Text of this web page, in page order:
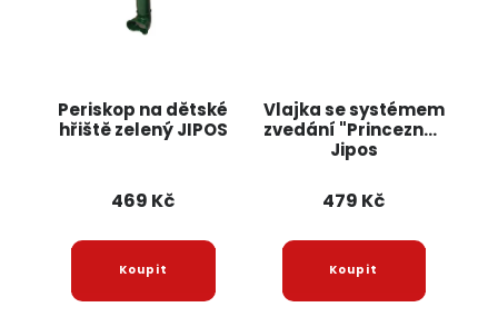
Periskop na dětské
hřiště zelený JIPOS
469 Kč
Vlajka se systémem
zvedání "Princezna"
Jipos
479 Kč